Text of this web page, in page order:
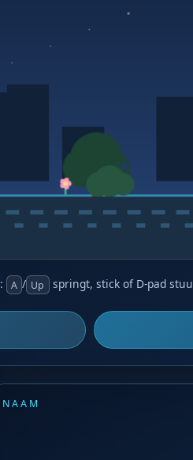
A / Up springt, stick of D-pad
NAAM